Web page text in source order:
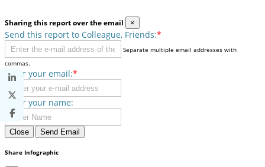
Sharing this report over the email ×
Send this report to Colleague, Friends:*
Separate multiple email addresses with
commas.
Enter your email:*
Enter your name:
Close Send Email
Share Infographic